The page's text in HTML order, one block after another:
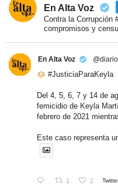
En Alta Voz
Contra la Corrupción
compromisos y
En Alta Voz
#JusticiaParaKeyla
Del 4, 5, 6, 7 y 14 de
femicidio de Keyla
febrero de 2021
Este caso representa
1 2